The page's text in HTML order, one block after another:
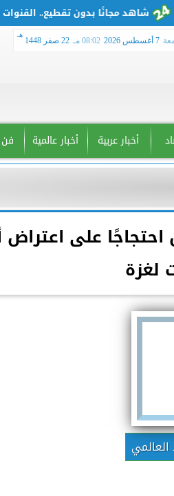
شاهد مجانًا بدون تقطيع.. القنوات
7 أغسطس 2026 08:02 مـ 22 صفر 1448
هـ
أخبار عربية أخبار عالمية
احتجاجًا على
لغزة